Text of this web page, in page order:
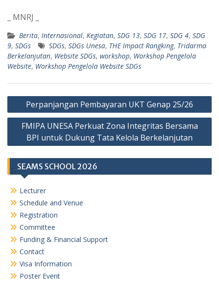
_ MNRJ _
Berita, Internasional, Kegiatan, SDG 13, SDG 17, SDG 4, SDG
9, SDGs SDGs, SDGs Unesa, THE Impact Rangking, Tridarma
Berkelanjutan, Website SDGs, workshop, Workshop Pengelola
Website, Workshop Pengelola Website SDGs
Navigasi
pos
Perpanjangan Pembayaran UKT Genap 25/26
FMIPA UNESA Perkuat Zona Integritas Bersama
BPI untuk Dukung Tata Kelola Berkelanjutan
SEAMS SCHOOL 2026
Lecturer
Schedule and Venue
Registration
Committee
Funding & Financial Support
Contact
Visa Information
Poster Event